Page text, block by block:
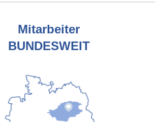
Mitarbeiter
BUNDESWEIT